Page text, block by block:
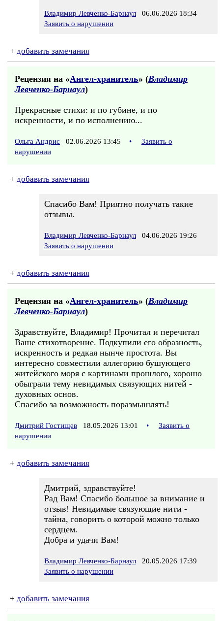
Владимир Левченко-Барнаул 06.06.2026 18:34
Заявить о нарушении
+ добавить замечания
Рецензия на «Ангел-хранитель» (Владимир
Левченко-Барнаул)
Прекрасные стихи: и по губине, и по
искренности, и по исполнению...
Ольга Андрис 02.06.2026 13:45 •
Заявить о
нарушении
+ добавить замечания
Спасибо Вам! Приятно получать такие
отзывы.
Владимир Левченко-Барнаул 04.06.2026 19:26
Заявить о нарушении
+ добавить замечания
Рецензия на «Ангел-хранитель» (Владимир
Левченко-Барнаул)
Здравствуйте, Владимир! Прочитал и перечитал
Ваше стихотворение. Подкупили его образность,
искренность и редкая нынче простота. Вы
интересно совместили аллегорию бушующего
житейского моря с картинами прошлого, хорошо
обыграли тему невидимых связующих нитей -
духовных основ.
Спасибо за возможность поразмышлять!
Дмитрий Гостищев 18.05.2026 13:01 •
Заявить о
нарушении
+ добавить замечания
Дмитрий, здравствуйте!
Рад Вам! Спасибо большое за внимание и
отзыв! Невидимые связующие нити -
тайна, говорить о которой можно только
сердцем.
Добра и удачи Вам!
Владимир Левченко-Барнаул 20.05.2026 17:39
Заявить о нарушении
+ добавить замечания